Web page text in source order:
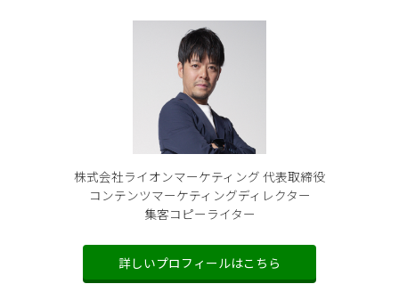
株式会社ライオンマーケティング 代表取締役
コンテンツマーケティングディレクター
集客コピーライター
詳しいプロフィールはこちら